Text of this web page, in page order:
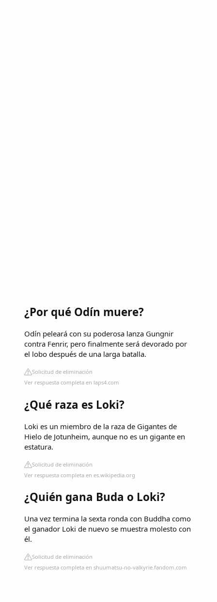
¿Por qué Odín muere?
Odín peleará con su poderosa lanza Gungnir
contra Fenrir, pero finalmente será devorado por
el lobo después de una larga batalla.
Solicitud de eliminación
Ver respuesta completa en laps4.com
¿Qué raza es Loki?
Loki es un miembro de la raza de Gigantes de
Hielo de Jotunheim, aunque no es un gigante en
estatura.
Solicitud de eliminación
Ver respuesta completa en es.wikipedia.org
¿Quién gana Buda o Loki?
Una vez termina la sexta ronda con Buddha como
el ganador Loki de nuevo se muestra molesto con
él.
Solicitud de eliminación
Ver respuesta completa en shuumatsu-no-valkyrie.fandom.com